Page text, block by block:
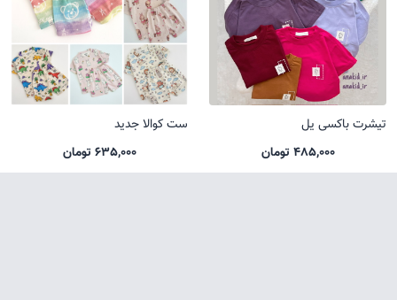
تیشرت باکسی یل
485,000 تومان
ست کوالا جدید
635,000 تومان